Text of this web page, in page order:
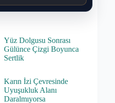
Yüz Dolgusu Sonrası
Gülünce Çizgi Boyunca
Sertlik
Karın İzi Çevresinde
Uyuşukluk Alanı
Daralmıyorsa